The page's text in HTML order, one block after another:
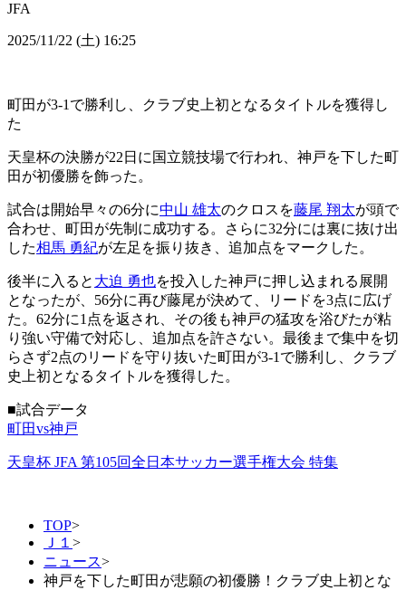
JFA
2025/11/22 (土) 16:25
町田が3-1で勝利し、クラブ史上初となるタイトルを獲得し
た
天皇杯の決勝が22日に国立競技場で行われ、神戸を下した町
田が初優勝を飾った。
試合は開始早々の6分に中山 雄太のクロスを藤尾 翔太が頭で
合わせ、町田が先制に成功する。さらに32分には裏に抜け出
した相馬 勇紀が左足を振り抜き、追加点をマークした。
後半に入ると 大迫 勇也を投入した神戸に押し込まれる展開
となったが、56分に再び藤尾が決めて、リードを3点に広げ
た。62分に1点を返され、その後も神戸の猛攻を浴びたが粘
り強い守備で対応し、追加点を許さない。最後まで集中を切
らさず2点のリードを守り抜いた町田が3-1で勝利し、クラブ
史上初となるタイトルを獲得した。
■試合データ
町田vs神戸
天皇杯 JFA 第105回全日本サッカー選手権大会 特集
TOP>
Ｊ１ >
ニュース>
神戸を下した町田が悲願の初優勝！クラブ史上初とな